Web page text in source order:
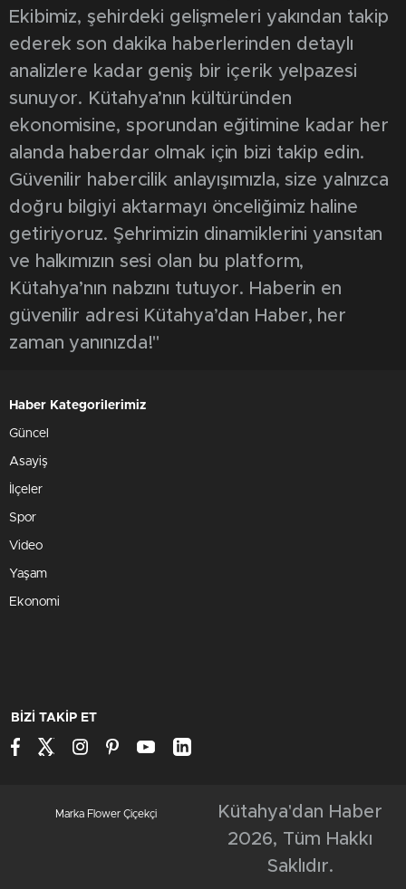
Ekibimiz, şehirdeki gelişmeleri yakından takip
ederek son dakika haberlerinden detaylı
analizlere kadar geniş bir içerik yelpazesi
sunuyor. Kütahya’nın kültüründen
ekonomisine, sporundan eğitimine kadar her
alanda haberdar olmak için bizi takip edin.
Güvenilir habercilik anlayışımızla, size yalnızca
doğru bilgiyi aktarmayı önceliğimiz haline
getiriyoruz. Şehrimizin dinamiklerini yansıtan
ve halkımızın sesi olan bu platform,
Kütahya’nın nabzını tutuyor. Haberin en
güvenilir adresi Kütahya’dan Haber, her
zaman yanınızda!"
Haber Kategorilerimiz
Güncel
Asayiş
İlçeler
Spor
Video
Yaşam
Ekonomi
BİZİ TAKİP ET
Marka Flower Çiçekçi
Kütahya'dan Haber
2026, Tüm Hakkı
Saklıdır.